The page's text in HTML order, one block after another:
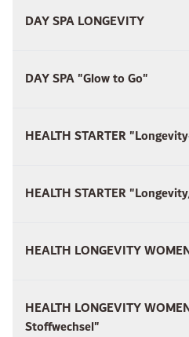
DAY SPA LONGEVITY
DAY SPA "Glow to Go"
HEALTH STARTER
HEALTH STARTER
HEALTH LONGEVITY
HEALTH LONGEVITY
Stoffwechsel"